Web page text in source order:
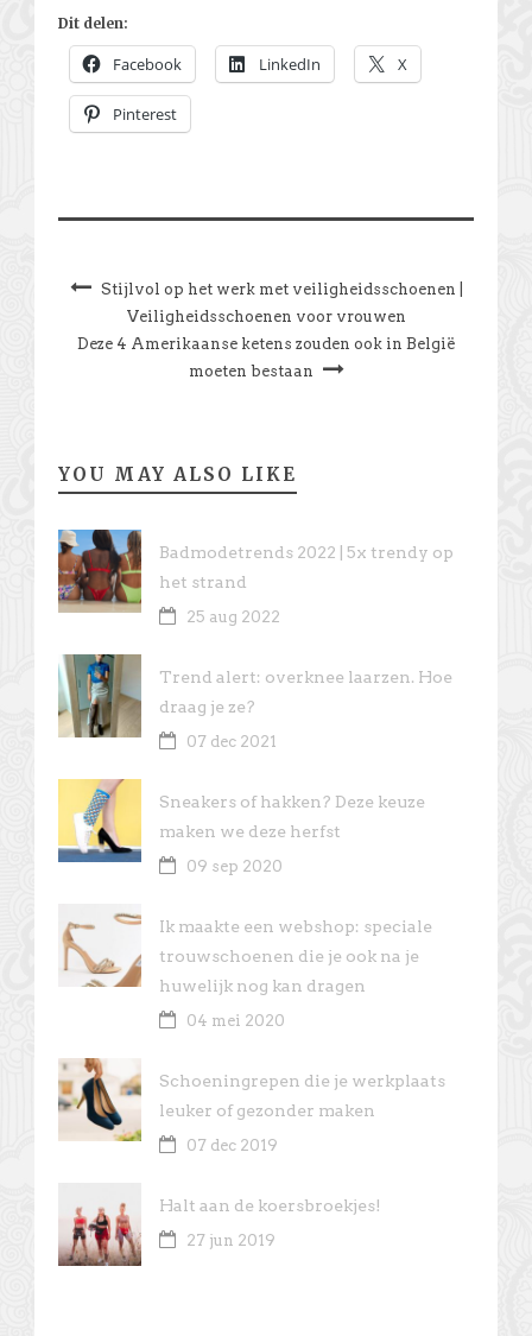
Dit delen:
Facebook LinkedIn X
Pinterest
Stijlvol op het werk met veiligheidsschoenen |
Veiligheidsschoenen voor vrouwen
Deze 4 Amerikaanse ketens zouden ook in België
moeten bestaan
YOU MAY ALSO LIKE
Badmodetrends 2022 | 5x trendy op
het strand
25 aug 2022
Trend alert: overknee laarzen. Hoe
draag je ze?
07 dec 2021
Sneakers of hakken? Deze keuze
maken we deze herfst
09 sep 2020
Ik maakte een webshop: speciale
trouwschoenen die je ook na je
huwelijk nog kan dragen
04 mei 2020
Schoeningrepen die je werkplaats
leuker of gezonder maken
07 dec 2019
Halt aan de koersbroekjes!
27 jun 2019